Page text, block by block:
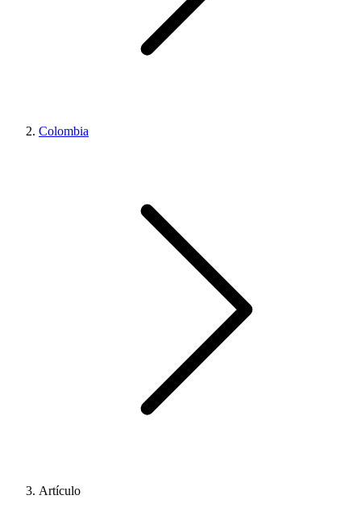
Colombia
Artículo